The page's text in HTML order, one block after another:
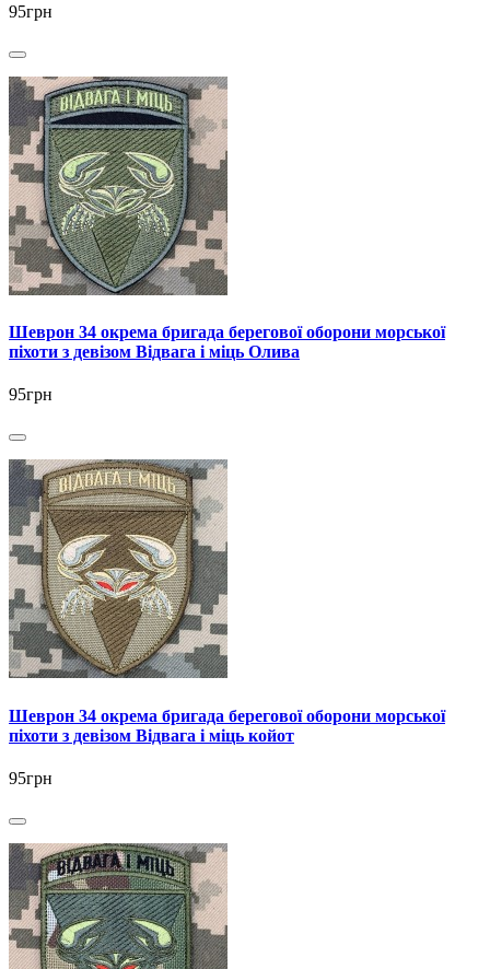
95грн
Шеврон 34 окрема бригада берегової оборони морської
піхоти з девізом Відвага і міць Олива
95грн
Шеврон 34 окрема бригада берегової оборони морської
піхоти з девізом Відвага і міць койот
95грн